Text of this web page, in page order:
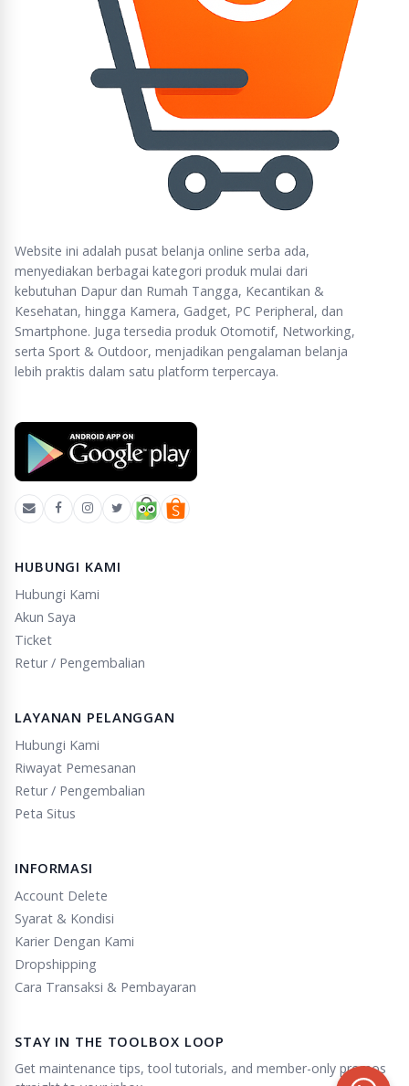
Website ini adalah pusat belanja online serba ada,
menyediakan berbagai kategori produk mulai dari
kebutuhan Dapur dan Rumah Tangga, Kecantikan &
Kesehatan, hingga Kamera, Gadget, PC Peripheral, dan
Smartphone. Juga tersedia produk Otomotif, Networking,
serta Sport & Outdoor, menjadikan pengalaman belanja
lebih praktis dalam satu platform terpercaya.
HUBUNGI KAMI
Hubungi Kami
Akun Saya
Ticket
Retur / Pengembalian
LAYANAN PELANGGAN
Hubungi Kami
Riwayat Pemesanan
Retur / Pengembalian
Peta Situs
INFORMASI
Account Delete
Syarat & Kondisi
Karier Dengan Kami
Dropshipping
Cara Transaksi & Pembayaran
STAY IN THE TOOLBOX LOOP
Get maintenance tips, tool tutorials, and member-only promos